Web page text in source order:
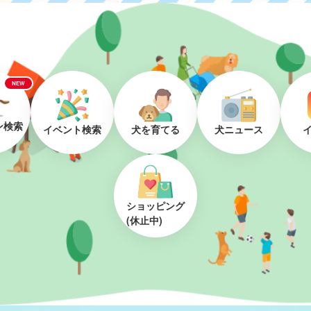
NEW
検索 イベント検索 犬を育てる 犬ニュース
ショッピング
(休止中)